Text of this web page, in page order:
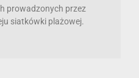
prowadzonych przez
siatkówki plażowej.